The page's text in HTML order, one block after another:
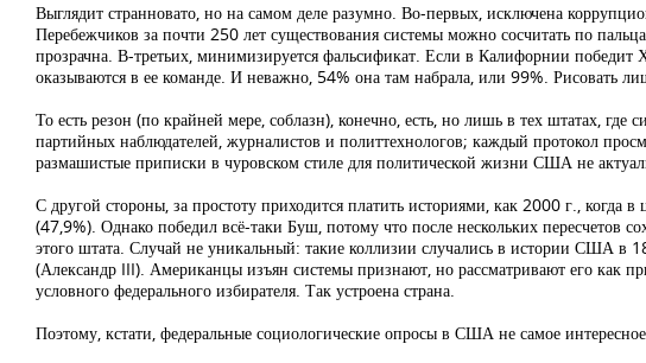
Выглядит странновато, но на самом деле разумно. Во-первых, исключена
Перебежчиков за почти 250 лет существования системы можно сосчитать по
прозрачна. В-третьих, минимизируется фальсификат. Если в Калифорнии
оказываются в ее команде. И неважно, 54% она там набрала, или 99%. Рисовать
То есть резон (по крайней мере, соблазн), конечно, есть, но лишь в тех штатах,
партийных наблюдателей, журналистов и политтехнологов; каждый протокол
размашистые приписки в чуровском стиле для политической жизни США не
С другой стороны, за простоту приходится платить историями, как 2000 г.,
(47,9%). Однако победил всё-таки Буш, потому что после нескольких пересчетов
этого штата. Случай не уникальный: такие коллизии случались в истории США в
(Александр III). Американцы изъян системы признают, но рассматривают его как
условного федерального избирателя. Так устроена страна.
Поэтому, кстати, федеральные социологические опросы в США не самое